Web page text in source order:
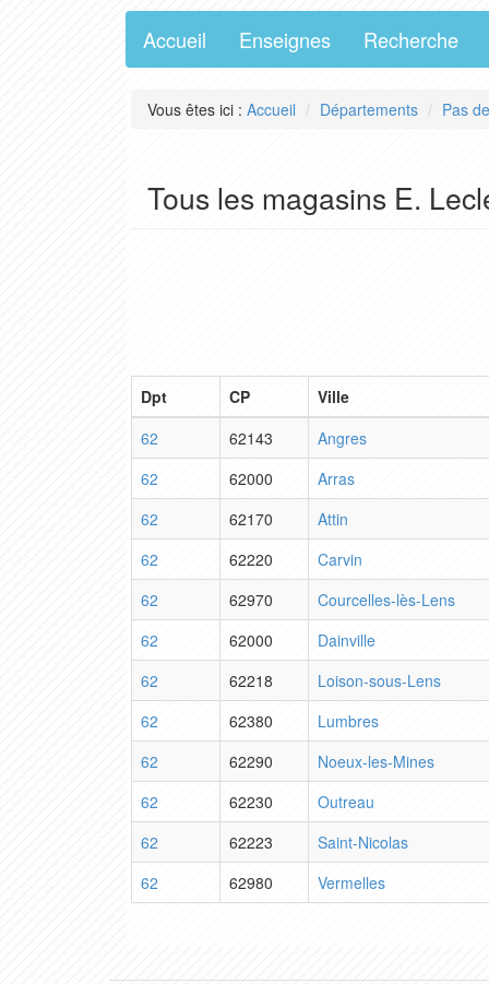
Accueil Enseignes Recherche
Vous êtes ici : Accueil Départements Pas
Tous les magasins E.
Dpt CP
Ville
62
62143
Angres
62
62000
Arras
62
62170
Attin
62
62220
Carvin
62
62970
Courcelles-lès-Lens
62
62000
Dainville
62
62218
Loison-sous-Lens
62
62380
Lumbres
62
62290
Noeux-les-Mines
62
62230
Outreau
62
62223
Saint-Nicolas
62
62980 Vermelles